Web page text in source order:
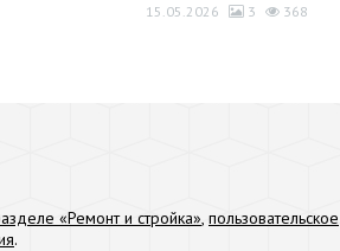
15.05.2026 3 368
«Ремонт и стройка», пользовательское
.